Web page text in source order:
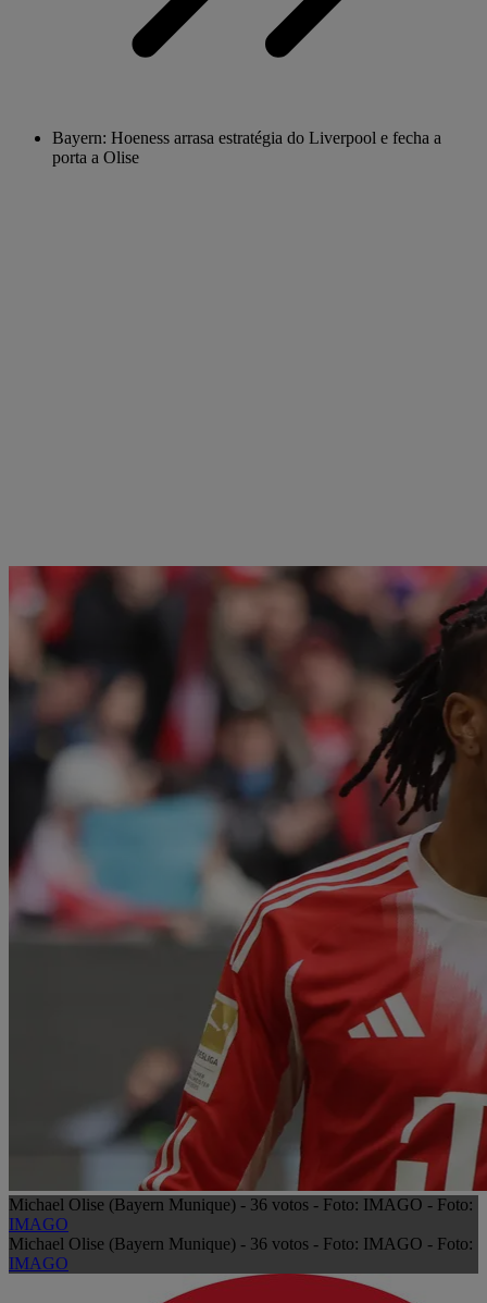
Bayern: Hoeness arrasa estratégia do Liverpool e fecha a
porta a Olise
Michael Olise (Bayern Munique) - 36 votos - Foto: IMAGO - Foto:
IMAGO
Michael Olise (Bayern Munique) - 36 votos - Foto: IMAGO - Foto:
IMAGO